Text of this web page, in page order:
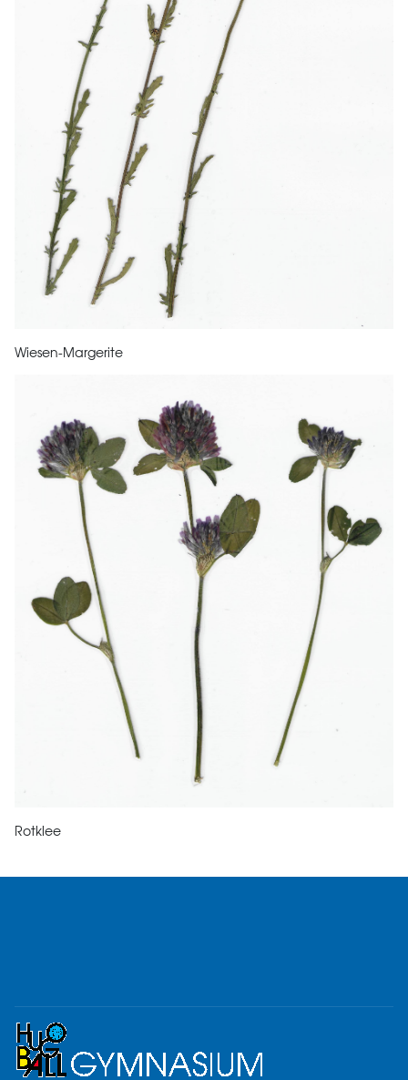
Wiesen-Margerite
Rotklee